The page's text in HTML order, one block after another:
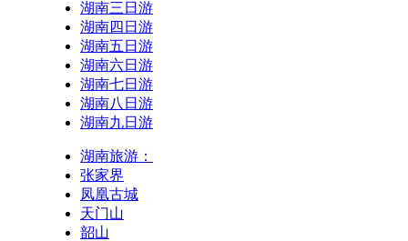
湖南三日游
湖南四日游
湖南五日游
湖南六日游
湖南七日游
湖南八日游
湖南九日游
湖南旅游：
张家界
凤凰古城
天门山
韶山